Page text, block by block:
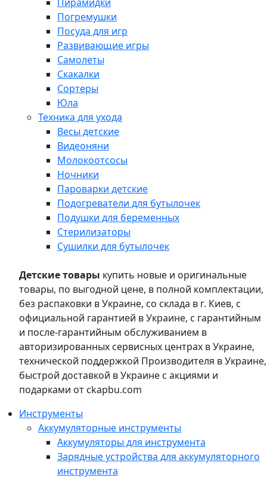
Погремушки
Посуда для игр
Развивающие игры
Самолеты
Скакалки
Сортеры
Юла
Техника для ухода
Весы детские
Видеоняни
Молокоотсосы
Ночники
Пароварки детские
Подогреватели для бутылочек
Подушки для беременных
Стерилизаторы
Сушилки для бутылочек
Детские товары купить новые и оригинальные
товары, по выгодной цене, в полной комплектации,
без распаковки в Украине, со склада в г. Киев, с
официальной гарантией в Украине, с гарантийным
и после-гарантийным обслуживанием в
авторизированных сервисных центрах в Украине,
технической поддержкой Производителя в Украине,
быстрой доставкой в Украине с акциями и
подарками от ckapbu.com
Инструменты
Аккумуляторные инструменты
Аккумуляторы для инструмента
Зарядные устройства для аккумуляторного
инструмента